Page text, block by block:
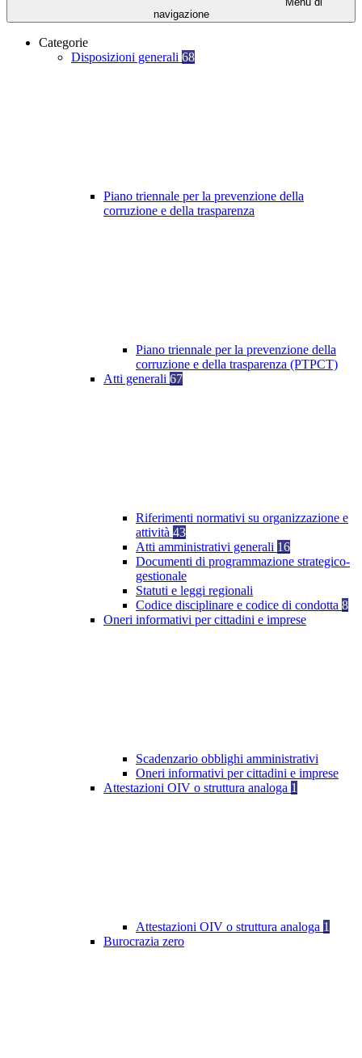
navigazione
Categorie
Disposizioni generali 68
Piano triennale per la prevenzione della
corruzione e della trasparenza
Piano triennale per la prevenzione della
corruzione e della trasparenza (PTPCT)
Atti generali 67
Riferimenti normativi su organizzazione e
attività 43
Atti amministrativi generali 16
Documenti di programmazione strategico-
gestionale
Statuti e leggi regionali
Codice disciplinare e codice di condotta 8
Oneri informativi per cittadini e imprese
Scadenzario obblighi amministrativi
Oneri informativi per cittadini e imprese
Attestazioni OIV o struttura analoga 1
Attestazioni OIV o struttura analoga 1
Burocrazia zero